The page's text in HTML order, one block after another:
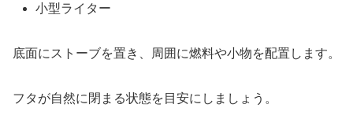
小型ライター
底面にストーブを置き、周囲に燃料や小物を配置します。
フタが自然に閉まる状態を目安にしましょう。